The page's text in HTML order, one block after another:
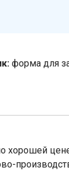
форма для
хорошей